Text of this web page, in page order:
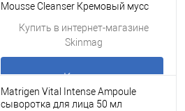
Подробнее
Mousse Cleanser Кремовый мусс
Купить в интернет-магазине
Skinmag
Купить
Matrigen Vital Intense Ampoule
сыворотка для лица 50 мл